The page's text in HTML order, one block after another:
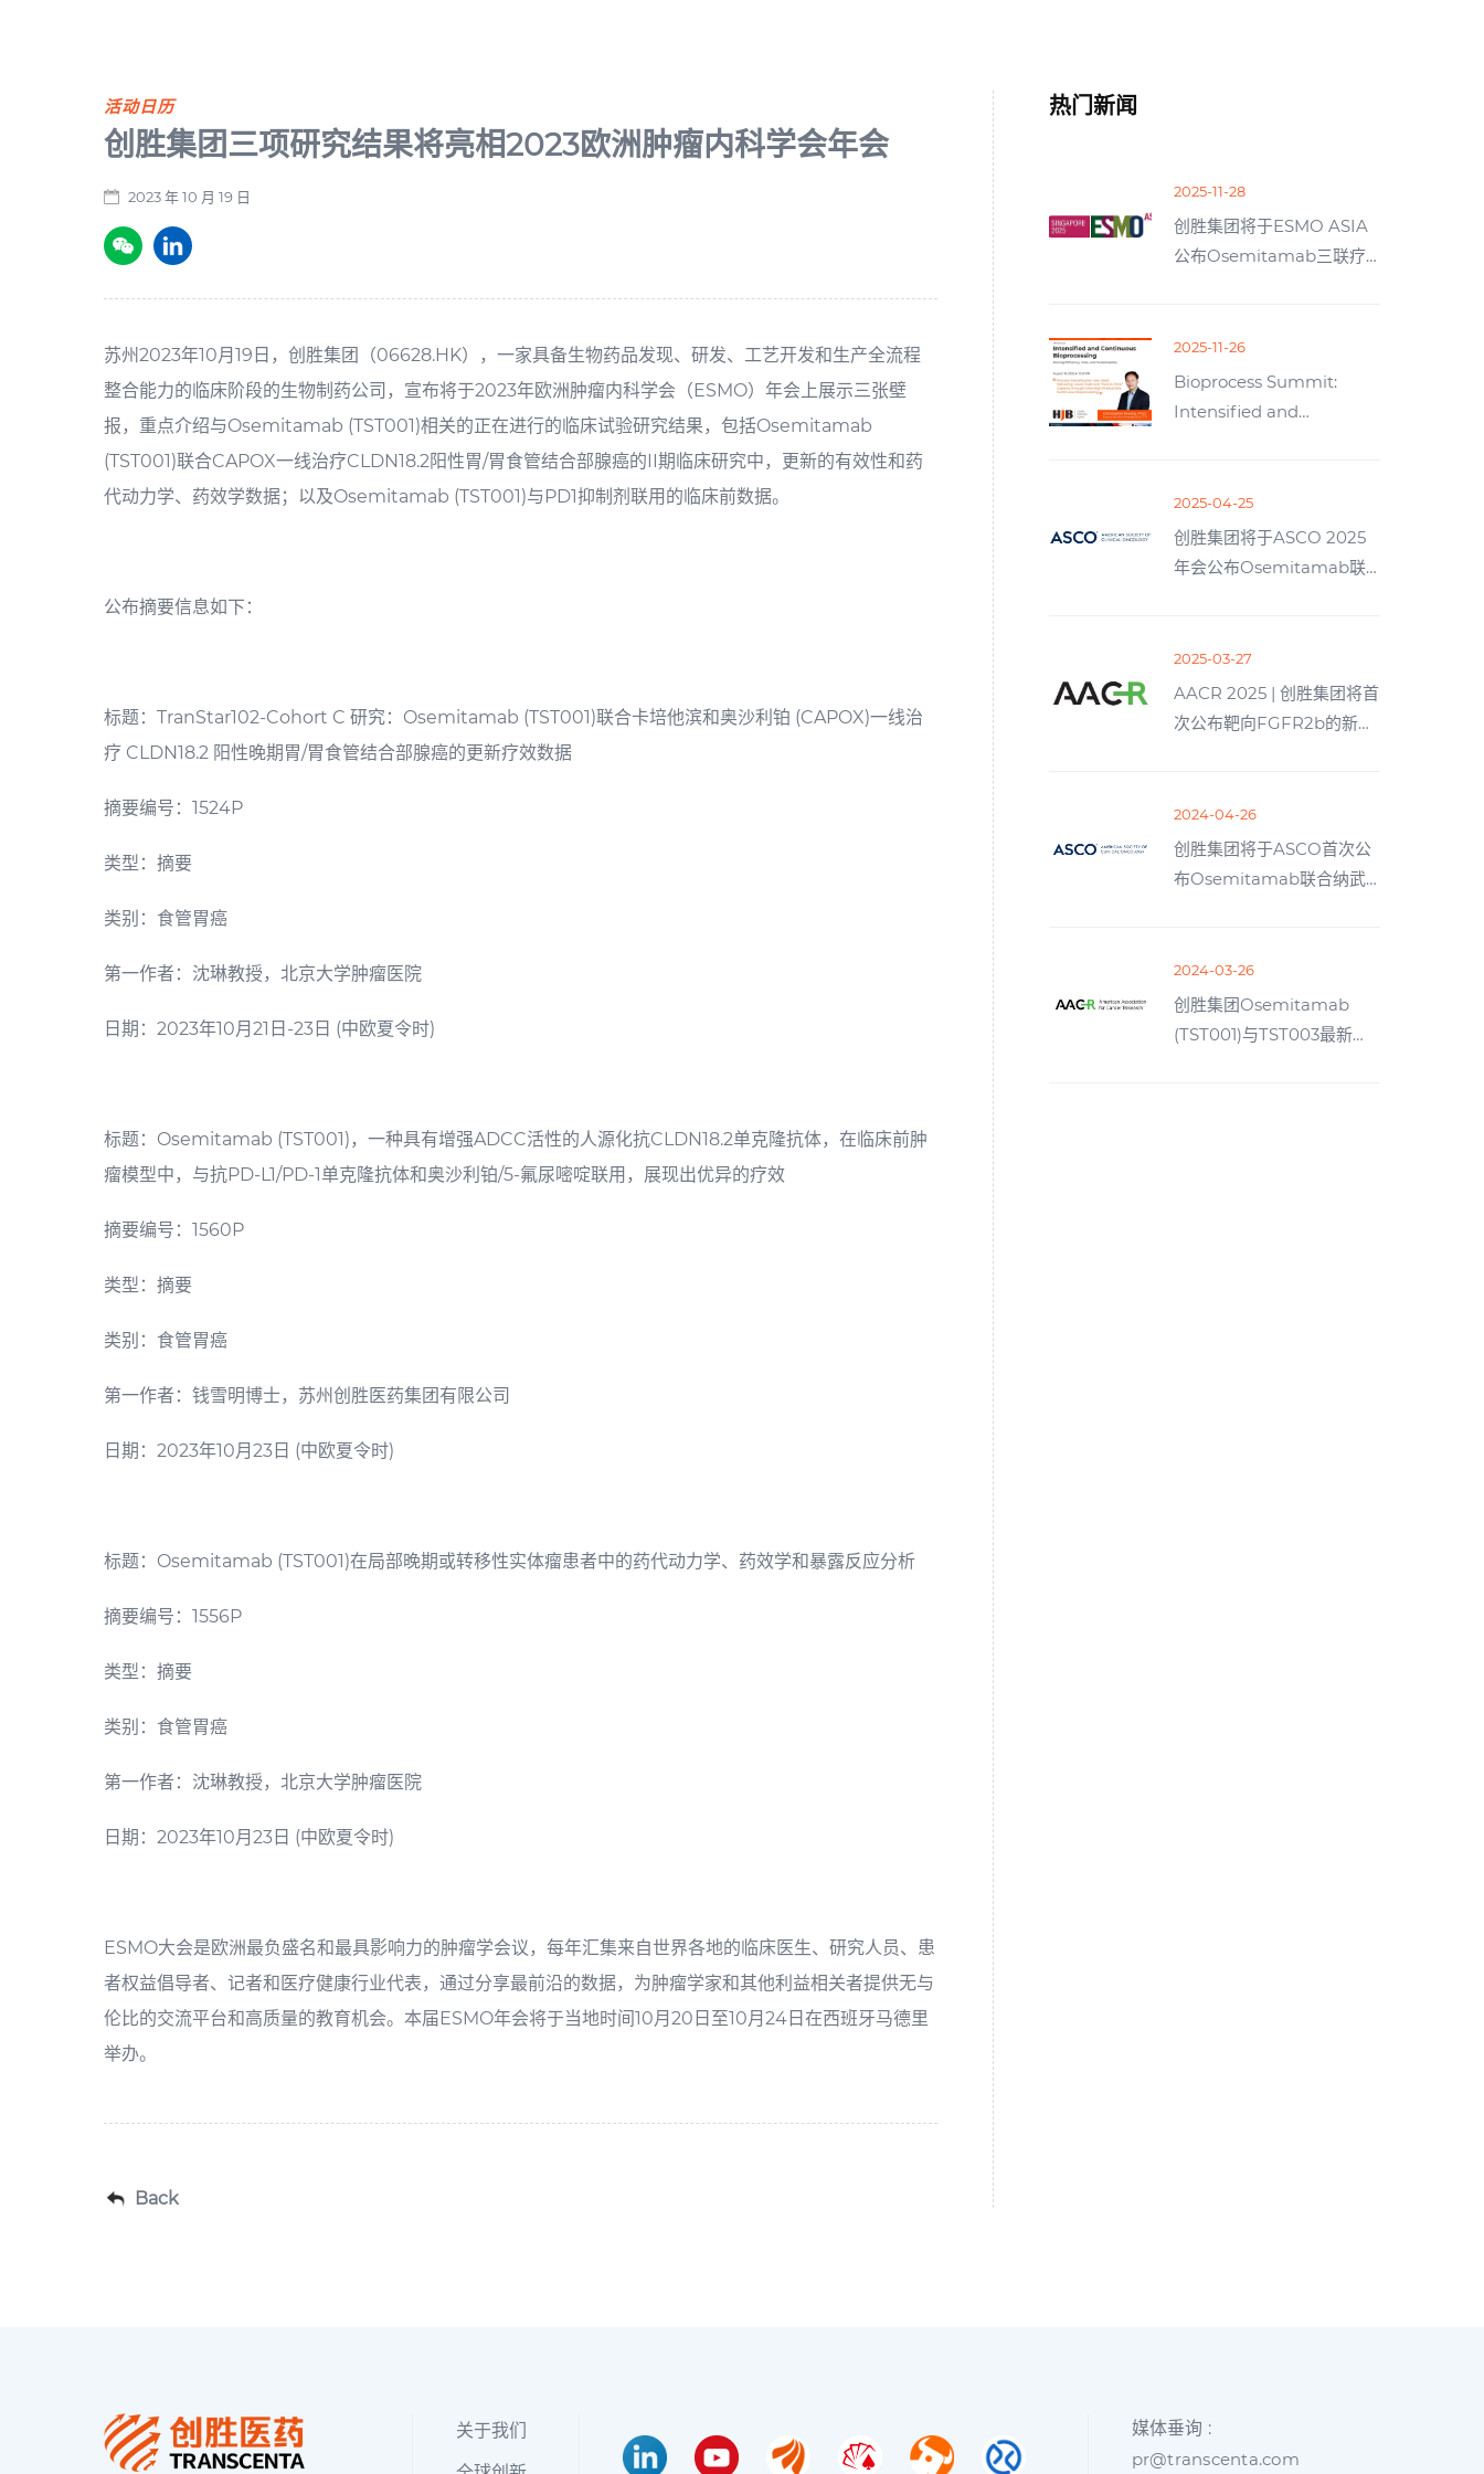
活动日历
创胜集团三项研究结果将亮相2023欧洲肿瘤内科学会年会
2023 年 10 月 19 日
苏州2023年10月19日，创胜集团（06628.HK），一家具备生物药品发现、研发、工艺开发和生产全流程
整合能力的临床阶段的生物制药公司，宣布将于2023年欧洲肿瘤内科学会（ESMO）年会上展示三张壁
报，重点介绍与Osemitamab (TST001)相关的正在进行的临床试验研究结果，包括Osemitamab
(TST001)联合CAPOX一线治疗CLDN18.2阳性胃/胃食管结合部腺癌的II期临床研究中，更新的有效性和药
代动力学、药效学数据；以及Osemitamab (TST001)与PD1抑制剂联用的临床前数据。
公布摘要信息如下：
标题：TranStar102-Cohort C 研究：Osemitamab (TST001)联合卡培他滨和奥沙利铂 (CAPOX)一线治
疗 CLDN18.2 阳性晚期胃/胃食管结合部腺癌的更新疗效数据
摘要编号：1524P
类型：摘要
类别：食管胃癌
第一作者：沈琳教授，北京大学肿瘤医院
日期：2023年10月21日-23日 (中欧夏令时)
标题：Osemitamab (TST001)，一种具有增强ADCC活性的人源化抗CLDN18.2单克隆抗体，在临床前肿
瘤模型中，与抗PD-L1/PD-1单克隆抗体和奥沙利铂/5-氟尿嘧啶联用，展现出优异的疗效
摘要编号：1560P
类型：摘要
类别：食管胃癌
第一作者：钱雪明博士，苏州创胜医药集团有限公司
日期：2023年10月23日 (中欧夏令时)
标题：Osemitamab (TST001)在局部晚期或转移性实体瘤患者中的药代动力学、药效学和暴露反应分析
摘要编号：1556P
类型：摘要
类别：食管胃癌
第一作者：沈琳教授，北京大学肿瘤医院
日期：2023年10月23日 (中欧夏令时)
ESMO大会是欧洲最负盛名和最具影响力的肿瘤学会议，每年汇集来自世界各地的临床医生、研究人员、患
者权益倡导者、记者和医疗健康行业代表，通过分享最前沿的数据，为肿瘤学家和其他利益相关者提供无与
伦比的交流平台和高质量的教育机会。本届ESMO年会将于当地时间10月20日至10月24日在西班牙马德里
举办。
Back
热门新闻
2025-11-28
创胜集团将于ESMO ASIA
公布Osemitamab三联疗
分析
2025-11-26
Bioprocess Summit:
Intensified and
Efficiency, Cost, and
Sustainability
2025-04-25
创胜集团将于ASCO 2025
年会公布Osemitamab联
部癌一线治疗的I/IIa期G队
列更新疗效数据
2025-03-27
AACR 2025 | 创胜集团将首
次公布靶向FGFR2b的新型
2024-04-26
创胜集团将于ASCO首次公
布Osemitamab联合纳武
的I/IIa期研究数据
2024-03-26
创胜集团Osemitamab
(TST001)与TST003最新临
关于我们
媒体垂询 :
pr@transcenta.com